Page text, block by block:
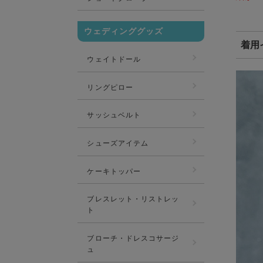
着用
ウェディンググッズ
ウェイトドール
リングピロー
サッシュベルト
シューズアイテム
ケーキトッパー
ブレスレット・リストレッ
ト
ブローチ・ドレスコサージ
ュ